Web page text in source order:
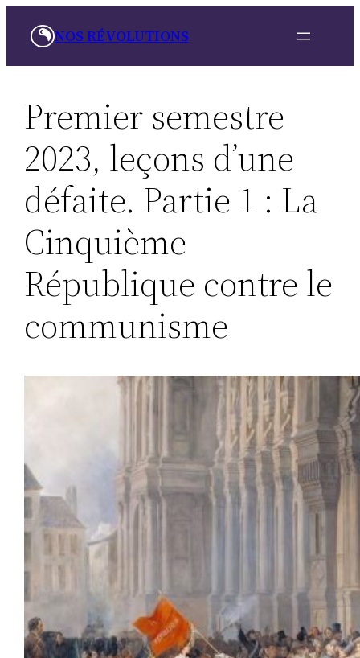
NOS RÉVOLUTIONS
Premier semestre
2023, leçons d’une
défaite. Partie 1 : La
Cinquième
République contre le
communisme